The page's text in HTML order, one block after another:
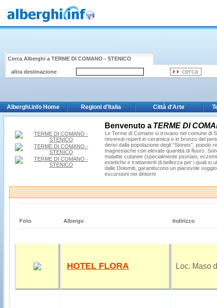
Cerca Alberghi a TERME DI COMANO - STENICO
altra destinazione
Alberghi.info Home Regioni d'Italia Città d'Arte
Benvenuto a TERME DI
Le Terme di Comano si trovano nel comune di
rinvenuti reperti in ceramica e in bronzo del
derivi dalla popolazione degli “Stones”, popolo
magnesiache con elevate quantità di fluoro.
malattie cutanee (specialmente psoriasi,
estetiche e trattamenti di bellezza per i quali si
dalle Dolomiti, garantiscono un piacevole
escursioni nei dintorni
Foto Albergo Indirizzo
HOTEL FLORA Loc. Maso